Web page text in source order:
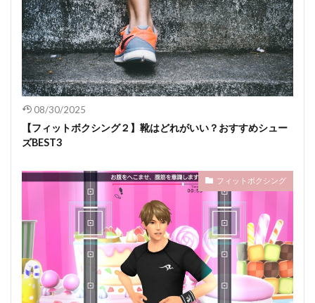
08/30/2025
【フィットボクシング２】靴はどれがいい？おすすめシュー
ズBEST3
フィットボクシング